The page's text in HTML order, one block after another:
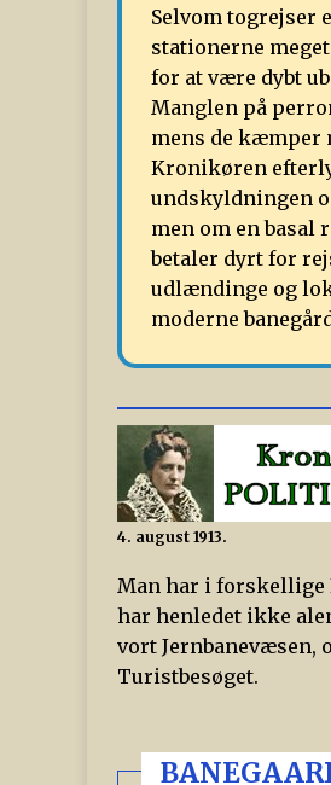
Selvom togrejser
stationerne
for at være dybt
Manglen på
mens de kæmper
Kronikøren
undskyldningen
men om en basal
betaler dyrt for
udlændinge og
moderne
4. august 1913.
Man har i forskellige
har henledet ikke
vort Jernbanevæsen,
Turistbesøget.